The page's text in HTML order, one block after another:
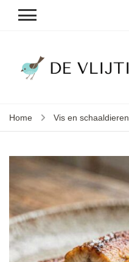
Home Vis en schaaldieren